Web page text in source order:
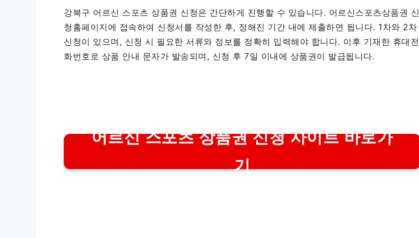
강북구 어르신 스포츠 상품권 신청은 간단하게 진행할 수 있습니다. 어르신스포츠상품권 신
청홈페이지에 접속하여 신청서를 작성한 후, 정해진 기간 내에 제출하면 됩니다. 1차와 2차
신청이 있으며, 신청 시 필요한 서류와 정보를 정확히 입력해야 합니다. 이후 기재한 휴대전
화번호로 상품 안내 문자가 발송되며, 신청 후 7일 이내에 상품권이 발급됩니다.
어르신 스포츠 상품권 신청 사이트 바로가
기